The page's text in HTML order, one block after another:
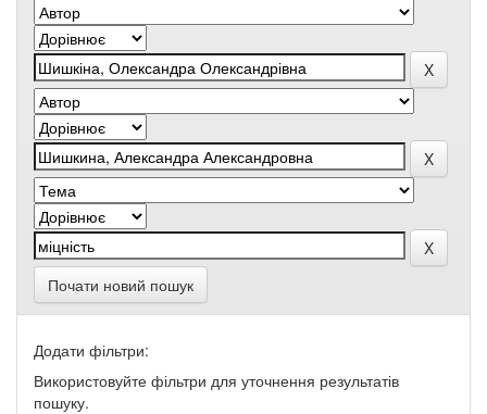
Почати новий пошук
Додати фільтри:
Використовуйте фільтри для уточнення результатів
пошуку.